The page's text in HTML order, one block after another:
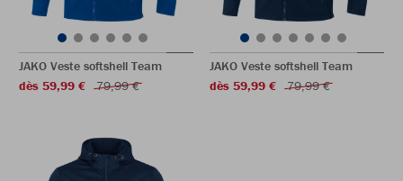
JAKO Veste softshell Team
dès 59,99 €
79,99 €
JAKO Veste softshell Team
dès 59,99 €
79,99 €